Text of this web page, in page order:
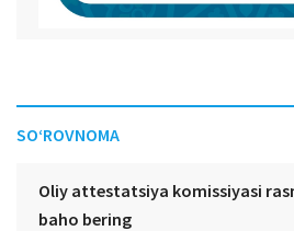
SO‘ROVNOMA
Oliy attestatsiya komissiyasi
baho bering